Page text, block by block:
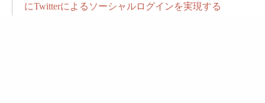
にTwitterによるソーシャルログインを実現する